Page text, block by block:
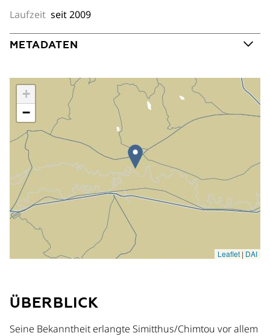
Laufzeit seit 2009
METADATEN
ÜBERBLICK
Seine Bekanntheit erlangte Simitthus/Chimtou vor allem